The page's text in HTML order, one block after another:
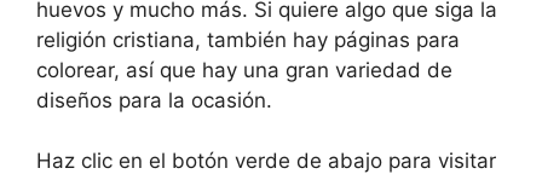
huevos y mucho más. Si quiere algo que siga la
religión cristiana, también hay páginas para
colorear, así que hay una gran variedad de
diseños para la ocasión.
Haz clic en el botón verde de abajo para visitar